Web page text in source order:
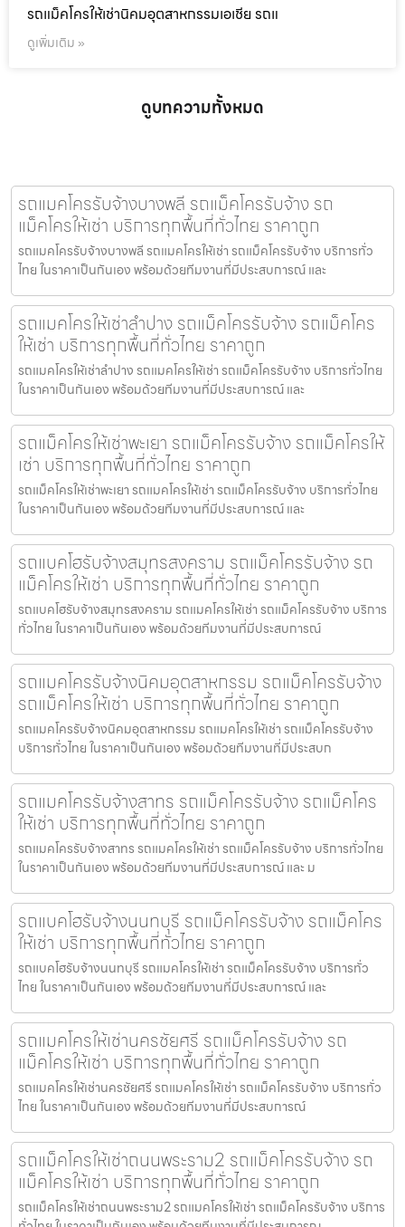
รถแม็คโครให้เช่านิคมอุตสาหกรรมเอเชีย รถแ
ดูเพิ่มเติม »
ดูบทความทั้งหมด
รถแมคโครรับจ้างบางพลี รถแม็คโครรับจ้าง รถ
แม็คโครให้เช่า บริการทุกพื้นที่ทั่วไทย ราคาถูก
รถแมคโครรับจ้างบางพลี รถแมคโครให้เช่า รถแม็คโครรับจ้าง บริการทั่ว
ไทย ในราคาเป็นกันเอง พร้อมด้วยทีมงานที่มีประสบการณ์ และ
รถแมคโครให้เช่าลำปาง รถแม็คโครรับจ้าง รถแม็คโคร
ให้เช่า บริการทุกพื้นที่ทั่วไทย ราคาถูก
รถแมคโครให้เช่าลำปาง รถแมคโครให้เช่า รถแม็คโครรับจ้าง บริการทั่วไทย
ในราคาเป็นกันเอง พร้อมด้วยทีมงานที่มีประสบการณ์ และ
รถแม็คโครให้เช่าพะเยา รถแม็คโครรับจ้าง รถแม็คโครให้
เช่า บริการทุกพื้นที่ทั่วไทย ราคาถูก
รถแม็คโครให้เช่าพะเยา รถแมคโครให้เช่า รถแม็คโครรับจ้าง บริการทั่วไทย
ในราคาเป็นกันเอง พร้อมด้วยทีมงานที่มีประสบการณ์ และ
รถแบคโฮรับจ้างสมุทรสงคราม รถแม็คโครรับจ้าง รถ
แม็คโครให้เช่า บริการทุกพื้นที่ทั่วไทย ราคาถูก
รถแบคโฮรับจ้างสมุทรสงคราม รถแมคโครให้เช่า รถแม็คโครรับจ้าง บริการ
ทั่วไทย ในราคาเป็นกันเอง พร้อมด้วยทีมงานที่มีประสบการณ์
รถแมคโครรับจ้างนิคมอุตสาหกรรม รถแม็คโครรับจ้าง
รถแม็คโครให้เช่า บริการทุกพื้นที่ทั่วไทย ราคาถูก
รถแมคโครรับจ้างนิคมอุตสาหกรรม รถแมคโครให้เช่า รถแม็คโครรับจ้าง
บริการทั่วไทย ในราคาเป็นกันเอง พร้อมด้วยทีมงานที่มีประสบก
รถแมคโครรับจ้างสาทร รถแม็คโครรับจ้าง รถแม็คโคร
ให้เช่า บริการทุกพื้นที่ทั่วไทย ราคาถูก
รถแมคโครรับจ้างสาทร รถแมคโครให้เช่า รถแม็คโครรับจ้าง บริการทั่วไทย
ในราคาเป็นกันเอง พร้อมด้วยทีมงานที่มีประสบการณ์ และ ม
รถแบคโฮรับจ้างนนทบุรี รถแม็คโครรับจ้าง รถแม็คโคร
ให้เช่า บริการทุกพื้นที่ทั่วไทย ราคาถูก
รถแบคโฮรับจ้างนนทบุรี รถแมคโครให้เช่า รถแม็คโครรับจ้าง บริการทั่ว
ไทย ในราคาเป็นกันเอง พร้อมด้วยทีมงานที่มีประสบการณ์ และ
รถแมคโครให้เช่านครชัยศรี รถแม็คโครรับจ้าง รถ
แม็คโครให้เช่า บริการทุกพื้นที่ทั่วไทย ราคาถูก
รถแมคโครให้เช่านครชัยศรี รถแมคโครให้เช่า รถแม็คโครรับจ้าง บริการทั่ว
ไทย ในราคาเป็นกันเอง พร้อมด้วยทีมงานที่มีประสบการณ์
รถแม็คโครให้เช่าถนนพระราม2 รถแม็คโครรับจ้าง รถ
แม็คโครให้เช่า บริการทุกพื้นที่ทั่วไทย ราคาถูก
รถแม็คโครให้เช่าถนนพระราม2 รถแมคโครให้เช่า รถแม็คโครรับจ้าง บริการ